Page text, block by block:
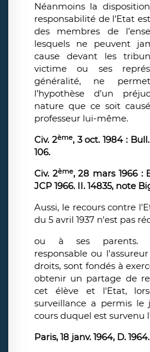
Néanmoins la
responsabilité de l’Etat
des membres de
lesquels ne peuvent
cause devant les
victime ou ses
généralité, ne
l’hypothèse d’un
nature que ce soit
professeur lui-même.
Civ. 2ème, 3 oct. 1984 : Bull.
106.
Civ. 2ème, 28 mars 1966 :
JCP 1966. II. 14835, note
Aussi, le recours contre
du 5 avril 1937 n'est pas
ou à ses parents.
responsable ou
droits, sont fondés à
obtenir un partage de
cet élève et l'Etat,
surveillance a permis le
cours duquel est survenu
Paris, 18 janv. 1964, D.